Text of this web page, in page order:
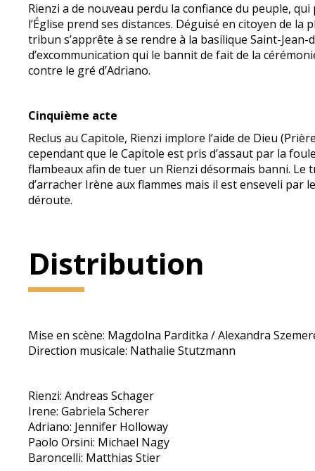
Rienzi a de nouveau perdu la confiance du peuple,
l’Église prend ses distances. Déguisé en citoyen de
tribun s’apprête à se rendre à la basilique Saint-
d’excommunication qui le bannit de fait de la
contre le gré d’Adriano.
Cinquième acte
Reclus au Capitole, Rienzi implore l’aide de Dieu
cependant que le Capitole est pris d’assaut par la
flambeaux afin de tuer un Rienzi désormais banni. Le
d’arracher Irène aux flammes mais il est enseveli par
déroute.
Distribution
Mise en scène: Magdolna Parditka / Alexandra
Direction musicale: Nathalie Stutzmann
Rienzi: Andreas Schager
Irene: Gabriela Scherer
Adriano: Jennifer Holloway
Paolo Orsini: Michael Nagy
Baroncelli: Matthias Stier